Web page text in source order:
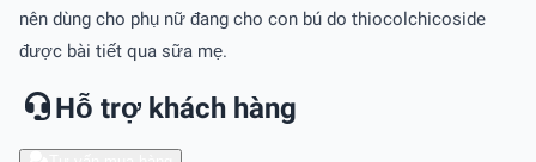
nên dùng cho phụ nữ đang cho con bú do thiocolchicoside
được bài tiết qua sữa mẹ.
Hỗ trợ khách hàng